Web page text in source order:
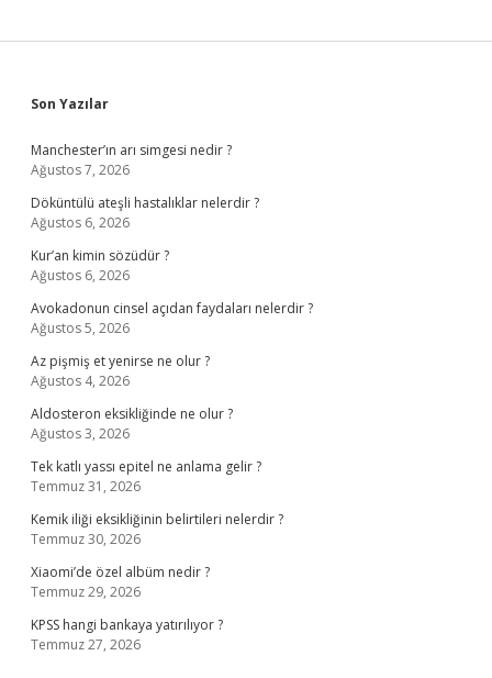
Sidebar
Son Yazılar
Manchester’ın arı simgesi nedir ?
Ağustos 7, 2026
Döküntülü ateşli hastalıklar nelerdir ?
Ağustos 6, 2026
Kur’an kimin sözüdür ?
Ağustos 6, 2026
Avokadonun cinsel açıdan faydaları nelerdir ?
Ağustos 5, 2026
Az pişmiş et yenirse ne olur ?
Ağustos 4, 2026
Aldosteron eksikliğinde ne olur ?
Ağustos 3, 2026
Tek katlı yassı epitel ne anlama gelir ?
Temmuz 31, 2026
Kemik iliği eksikliğinin belirtileri nelerdir ?
Temmuz 30, 2026
Xiaomi’de özel albüm nedir ?
Temmuz 29, 2026
KPSS hangi bankaya yatırılıyor ?
Temmuz 27, 2026